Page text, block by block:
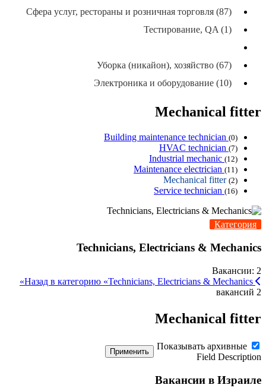
Сфера услуг, рестораны и розничная торговля (87)
Тестирование, QA (1)
Уборка (никайон), хозяйство (67)
Электроника и оборудование (10)
Mechanical fitter
Building maintenance technician (0)
HVAC technician (7)
Industrial mechanic (12)
Maintenance electrician (11)
Mechanical fitter (2)
Service technician (16)
Категория
Technicians, Electricians & Mechanics
Вакансии: 2
2 вакансий
Mechanical fitter
Показывать архивные
Field Description
Применить
Вакансии в Израиле